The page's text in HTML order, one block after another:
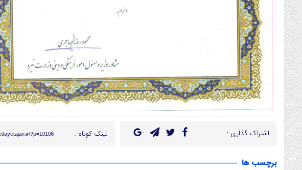
اشتراک گذاری : لینک کوتاه : ?p=10106
برچسب ها